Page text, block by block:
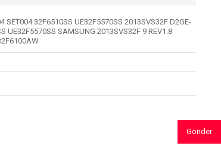
SET004 32F6510SS UE32F5570SS 2013SVS32F D2GE-
UE32F5570SS SAMSUNG 2013SVS32F 9 REV1.8
Gönder